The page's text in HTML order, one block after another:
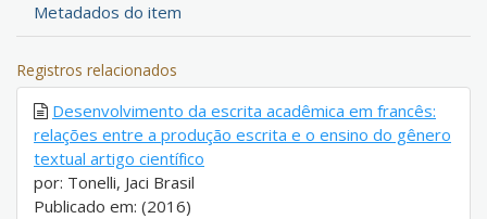
Metadados do item
Registros relacionados
Desenvolvimento da escrita acadêmica em francês:
relações entre a produção escrita e o ensino do gênero
textual artigo científico
por: Tonelli, Jaci Brasil
Publicado em: (2016)